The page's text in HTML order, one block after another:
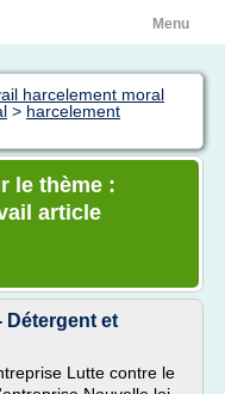
Menu
harcelement moral
> harcelement
le thème :
article
Détergent et
Lutte contre le